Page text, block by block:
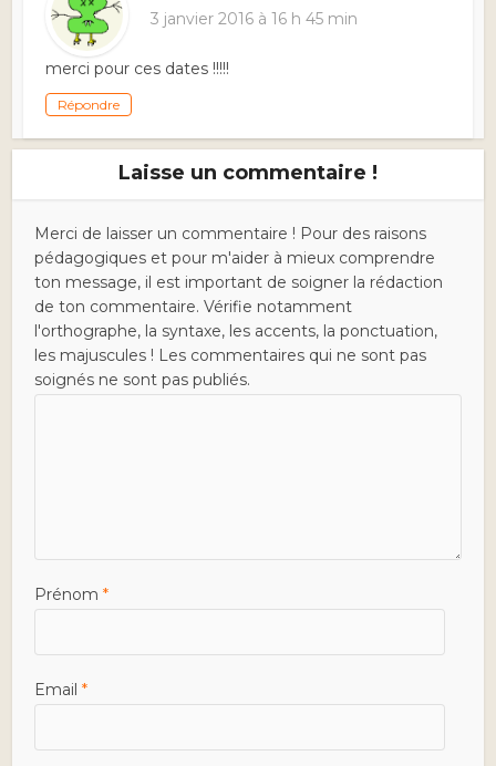
3 janvier 2016 à 16 h 45 min
merci pour ces dates !!!!!
Répondre
Laisse un commentaire !
Merci de laisser un commentaire ! Pour des raisons
pédagogiques et pour m'aider à mieux comprendre
ton message, il est important de soigner la rédaction
de ton commentaire. Vérifie notamment
l'orthographe, la syntaxe, les accents, la ponctuation,
les majuscules ! Les commentaires qui ne sont pas
soignés ne sont pas publiés.
Prénom*
Email*